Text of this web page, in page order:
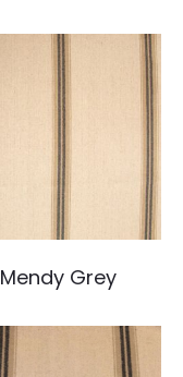
Mendy Grey